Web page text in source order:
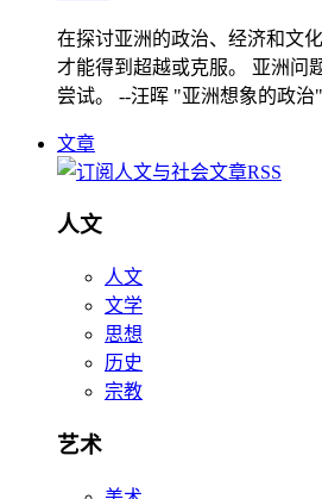
在探讨亚洲的政治、经济和文
才能得到超越或克服。 亚洲问
尝试。 --汪晖 "亚洲想象的政治"
文章
人文
人文
文学
思想
历史
宗教
艺术